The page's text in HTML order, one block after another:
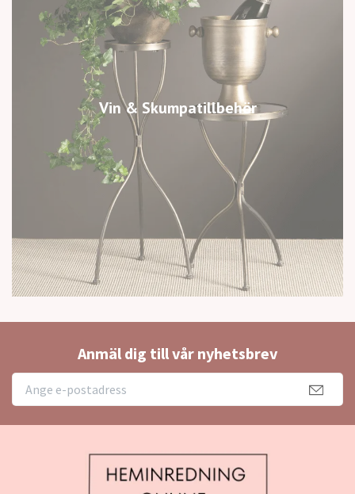
Vin & Skumpatillbehör
Anmäl dig till vår nyhetsbrev